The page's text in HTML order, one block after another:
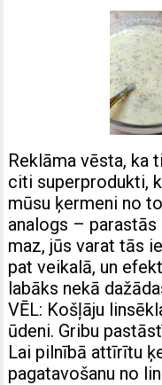
Reklāma vēsta, ka
citi superprodukti,
mūsu ķermeni no
analogs –
maz, jūs varat tās
pat veikalā, un
labāks nekā
VĒL: Košļāju
ūdeni. Gribu
Lai pilnībā attīrītu
pagatavošanu no